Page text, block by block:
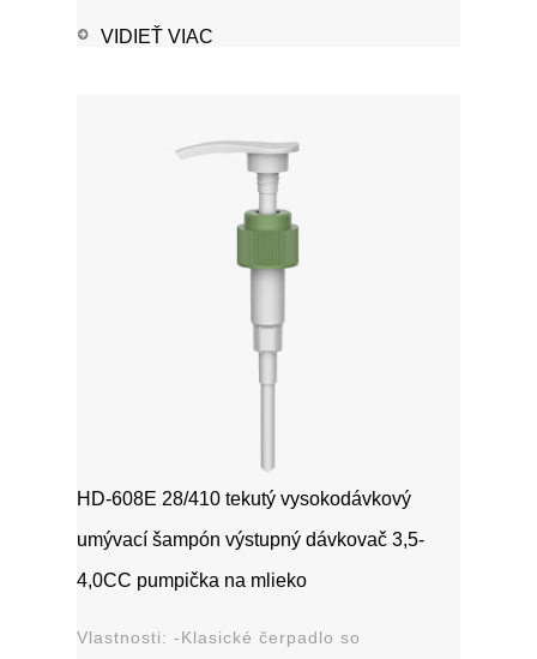
VIDIEŤ VIAC
HD-608E 28/410 tekutý vysokodávkový
umývací šampón výstupný dávkovač 3,5-
4,0CC pumpička na mlieko
Vlastnosti: -Klasické čerpadlo so